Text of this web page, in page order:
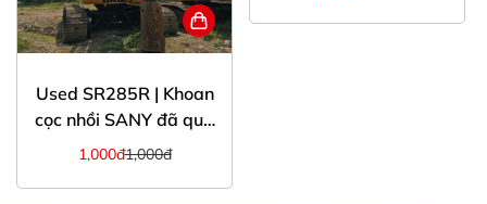
Used SR285R | Khoan
cọc nhồi SANY đã qua
sử dụng đời 2018
1,000đ1,000đ